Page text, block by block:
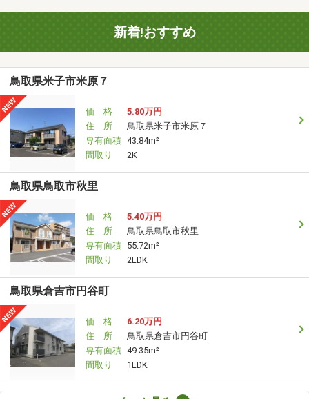
新着!おすすめ
鳥取県米子市米原７
価 格
5.80万円
住 所
鳥取県米子市米原７
専有面積 43.84m²
間取り
2K
鳥取県鳥取市秋里
価 格
5.40万円
住 所
鳥取県鳥取市秋里
専有面積 55.72m²
間取り
2LDK
鳥取県倉吉市円谷町
価 格
6.20万円
住 所
鳥取県倉吉市円谷町
専有面積 49.35m²
間取り
1LDK